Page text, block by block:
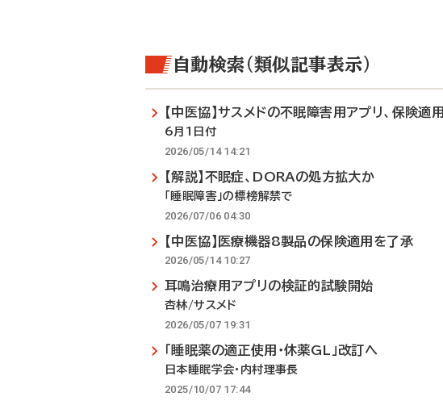
自動検索（類似記事表示）
【中医協】サスメドの不眠障害用アプリ、保険適用
6月1日付
2026/05/14 14:21
【解説】不眠症、DORAの処方拡大か
「睡眠障害」の標榜解禁で
2026/07/06 04:30
【中医協】医療機器8製品の保険適用を了承
2026/05/14 10:27
耳鳴治療用アプリの検証的試験開始
杏林/サスメド
2026/05/07 19:31
「睡眠薬の適正使用・休薬GL」改訂へ
日本睡眠学会・内村理事長
2025/10/07 17:44